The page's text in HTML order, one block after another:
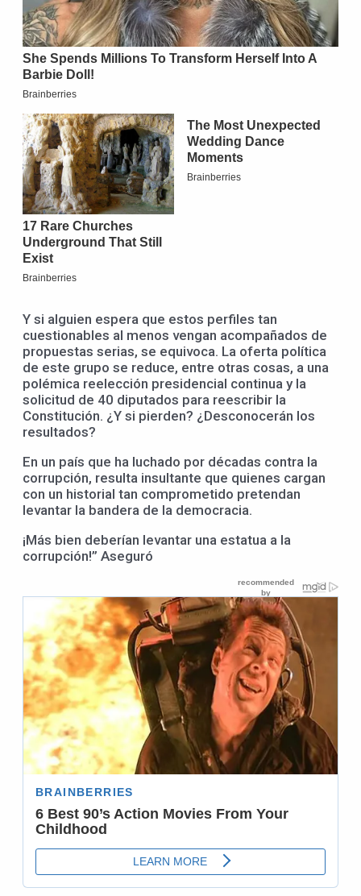
Y si alguien espera que estos perfiles tan
cuestionables al menos vengan acompañados de
propuestas serias, se equivoca. La oferta política
de este grupo se reduce, entre otras cosas, a una
polémica reelección presidencial continua y la
solicitud de 40 diputados para reescribir la
Constitución. ¿Y si pierden? ¿Desconocerán los
resultados?
En un país que ha luchado por décadas contra la
corrupción, resulta insultante que quienes cargan
con un historial tan comprometido pretendan
levantar la bandera de la democracia.
¡Más bien deberían levantar una estatua a la
corrupción!” Aseguró